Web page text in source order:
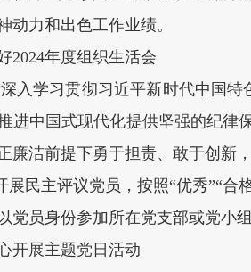
动力和出色工作业绩。
2024年度组织生活会
入学习贯彻习近平新时代中国
进中国式现代化提供坚强的纪律
廉洁前提下勇于担责、敢于创新
展民主评议党员，按照“优秀”“
党员身份参加所在党支部或党小
开展主题党日活动